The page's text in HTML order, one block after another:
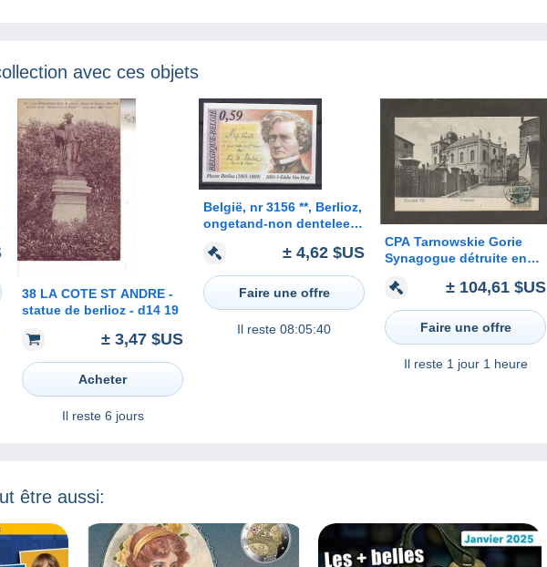
avec ces objets
38 LA COTE ST ANDRE -
statue de berlioz - d14 19
± 3,47 $US
Acheter
Il reste 6 jours
België, nr 3156 **, Berlioz,
ongetand-non dentelee
± 4,62 $US
Faire une offre
Il reste 08:05:40
CPA Tarnowskie Gorie
Synagogue détruite en
± 104,61 $US
Faire une offre
Il reste 1 jour 1 heure
être aussi: